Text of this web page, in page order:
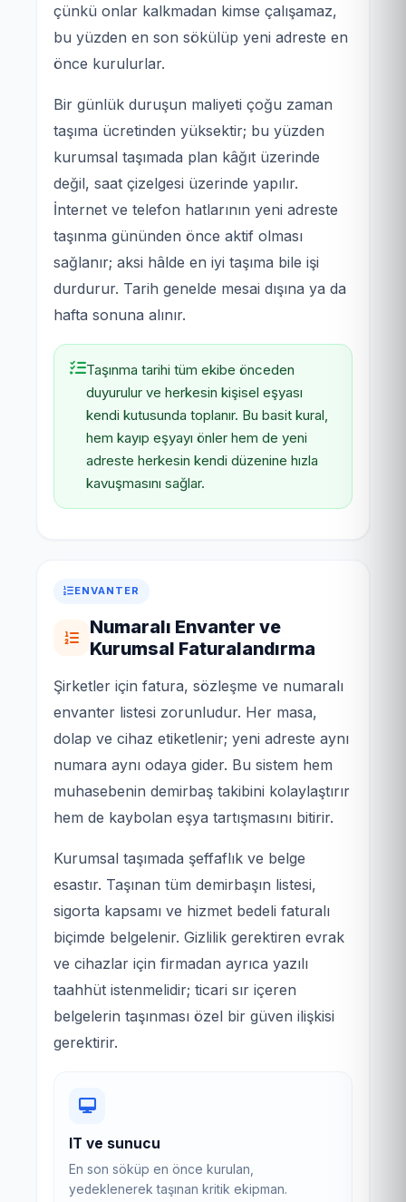
çünkü onlar kalkmadan kimse çalışamaz,
bu yüzden en son sökülüp yeni adreste en
önce kurulurlar.
Bir günlük duruşun maliyeti çoğu zaman
taşıma ücretinden yüksektir; bu yüzden
kurumsal taşımada plan kâğıt üzerinde
değil, saat çizelgesi üzerinde yapılır.
İnternet ve telefon hatlarının yeni adreste
taşınma gününden önce aktif olması
sağlanır; aksi hâlde en iyi taşıma bile işi
durdurur. Tarih genelde mesai dışına ya da
hafta sonuna alınır.
Taşınma tarihi tüm ekibe önceden
duyurulur ve herkesin kişisel eşyası
kendi kutusunda toplanır. Bu basit kural,
hem kayıp eşyayı önler hem de yeni
adreste herkesin kendi düzenine hızla
kavuşmasını sağlar.
ENVANTER
Numaralı Envanter ve
Kurumsal Faturalandırma
Şirketler için fatura, sözleşme ve numaralı
envanter listesi zorunludur. Her masa,
dolap ve cihaz etiketlenir; yeni adreste aynı
numara aynı odaya gider. Bu sistem hem
muhasebenin demirbaş takibini kolaylaştırır
hem de kaybolan eşya tartışmasını bitirir.
Kurumsal taşımada şeffaflık ve belge
esastır. Taşınan tüm demirbaşın listesi,
sigorta kapsamı ve hizmet bedeli faturalı
biçimde belgelenir. Gizlilik gerektiren evrak
ve cihazlar için firmadan ayrıca yazılı
taahhüt istenmelidir; ticari sır içeren
belgelerin taşınması özel bir güven ilişkisi
gerektirir.
IT ve sunucu
En son söküp en önce kurulan,
yedeklenerek taşınan kritik ekipman.